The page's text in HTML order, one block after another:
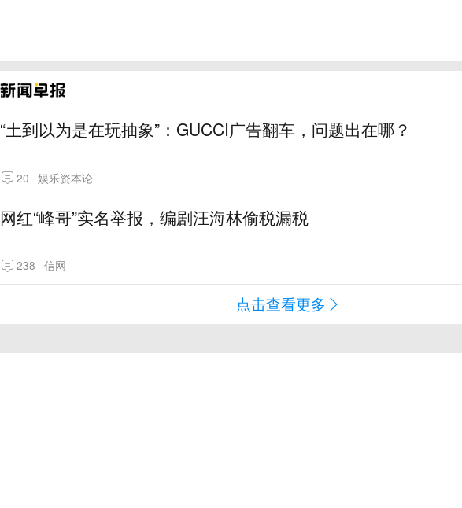
“土到以为是在玩抽象”：GUCCI广告翻车，问题出在哪？
20 娱乐资本论
网红“峰哥”实名举报，编剧汪海林偷税漏税
238 信网
点击查看更多